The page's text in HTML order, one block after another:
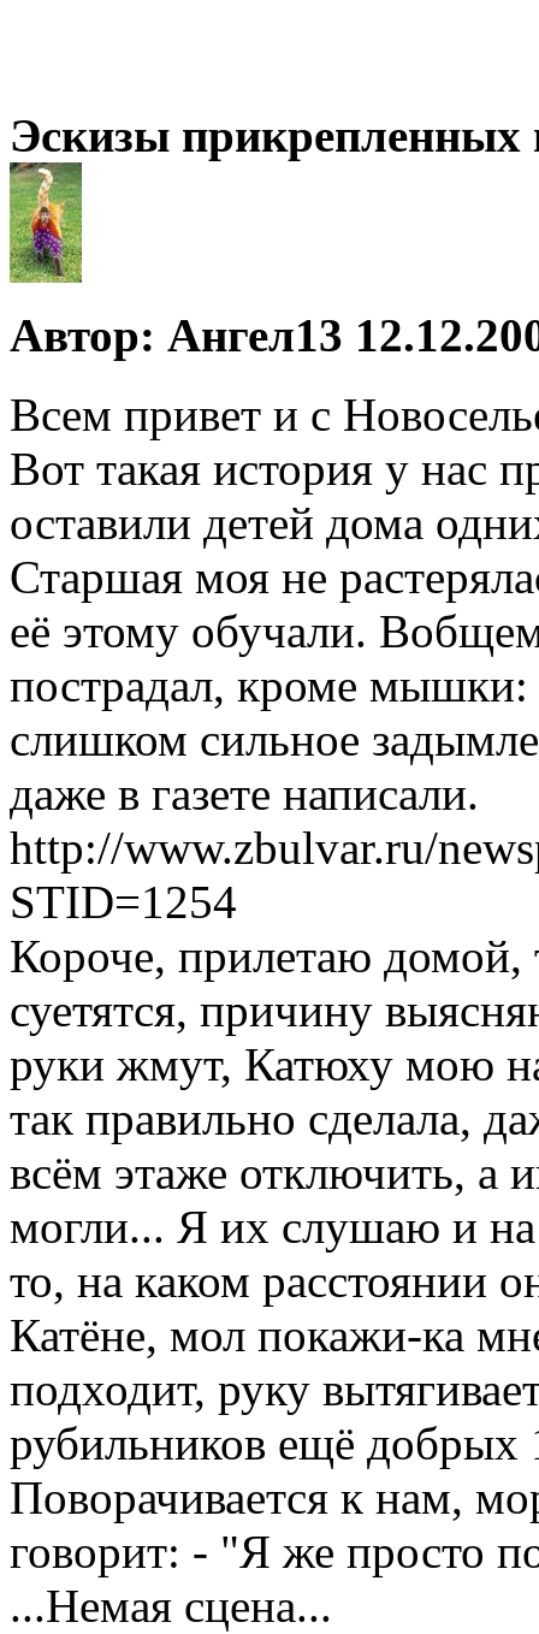
Эскизы прикрепленных
Автор: Ангел13
Всем привет и с
Вот такая история у нас
оставили детей дома
Старшая моя не
её этому обучали.
пострадал, кроме мышки:
слишком сильное
даже в газете написали.
http://www.zbulvar.ru/
STID=1254
Короче, прилетаю
суетятся, причину
руки жмут, Катюху мою
так правильно сделала,
всём этаже отключить, а
могли... Я их слушаю и
то, на каком расстоянии
Катёне, мол покажи-ка
подходит, руку
рубильников ещё добрых
Поворачивается к нам,
говорит: - "Я же просто
...Немая сцена...